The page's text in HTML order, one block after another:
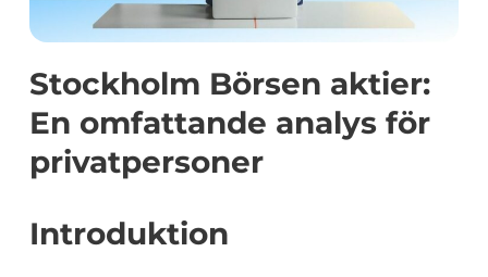
Stockholm Börsen aktier:
En omfattande analys för
privatpersoner
Introduktion